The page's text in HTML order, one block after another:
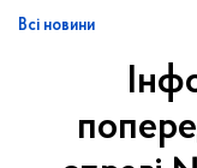
вВсі новини